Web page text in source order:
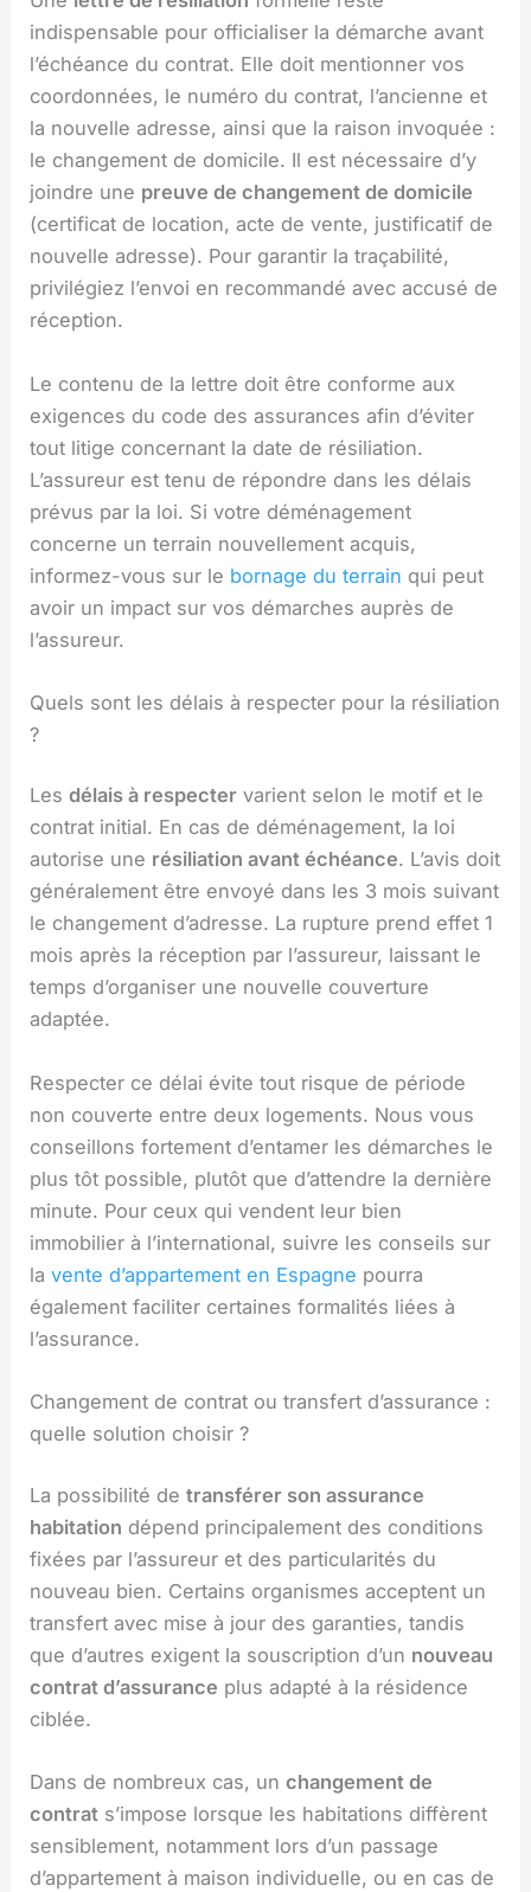
indispensable pour officialiser la démarche avant
l’échéance du contrat. Elle doit mentionner vos
coordonnées, le numéro du contrat, l’ancienne et
la nouvelle adresse, ainsi que la raison invoquée :
le changement de domicile. Il est nécessaire d’y
joindre une preuve de changement de domicile
(certificat de location, acte de vente, justificatif de
nouvelle adresse). Pour garantir la traçabilité,
privilégiez l’envoi en recommandé avec accusé de
réception.
Le contenu de la lettre doit être conforme aux
exigences du code des assurances afin d’éviter
tout litige concernant la date de résiliation.
L’assureur est tenu de répondre dans les délais
prévus par la loi. Si votre déménagement
concerne un terrain nouvellement acquis,
informez-vous sur le bornage du terrain qui peut
avoir un impact sur vos démarches auprès de
l’assureur.
Quels sont les délais à respecter pour la résiliation
?
Lesdélais à respecter varient selon le motif et le
contrat initial. En cas de déménagement, la loi
autorise une résiliation avant échéance. L’avis doit
généralement être envoyé dans les 3 mois suivant
le changement d’adresse. La rupture prend effet 1
mois après la réception par l’assureur, laissant le
temps d’organiser une nouvelle couverture
adaptée.
Respecter ce délai évite tout risque de période
non couverte entre deux logements. Nous vous
conseillons fortement d’entamer les démarches le
plus tôt possible, plutôt que d’attendre la dernière
minute. Pour ceux qui vendent leur bien
immobilier à l’international, suivre les conseils sur
lavente d’appartement en Espagne pourra
également faciliter certaines formalités liées à
l’assurance.
Changement de contrat ou transfert d’assurance :
quelle solution choisir ?
La possibilité detransférer son assurance
habitation dépend principalement des conditions
fixées par l’assureur et des particularités du
nouveau bien. Certains organismes acceptent un
transfert avec mise à jour des garanties, tandis
que d’autres exigent la souscription d’un nouveau
contrat d’assurance plus adapté à la résidence
ciblée.
Dans de nombreux cas, unchangement de
contrat s’impose lorsque les habitations diffèrent
sensiblement, notamment lors d’un passage
d’appartement à maison individuelle, ou en cas de